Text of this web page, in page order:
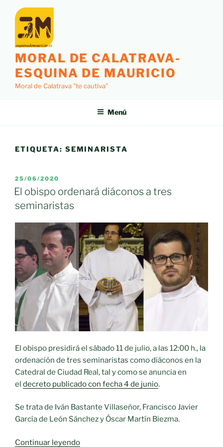
contenido
MORAL DE CALATRAVA-
ESQUINA DE MAURICIO
Moral de Calatrava "te cautiva"
Menú
ETIQUETA: SEMINARISTA
PUBLICADO
EL
25/06/2020
El obispo ordenará diáconos a tres
seminaristas
El obispo presidirá el sábado 11 de julio, a las 12:00 h., la
ordenación de tres seminaristas como diáconos en la
Catedral de Ciudad Real, tal y como se anuncia en
el decreto publicado con fecha 4 de junio.
Se trata de Iván Bastante Villaseñor, Francisco Javier
García de León Sánchez y Óscar Martín Biezma.
Continuar leyendo«El